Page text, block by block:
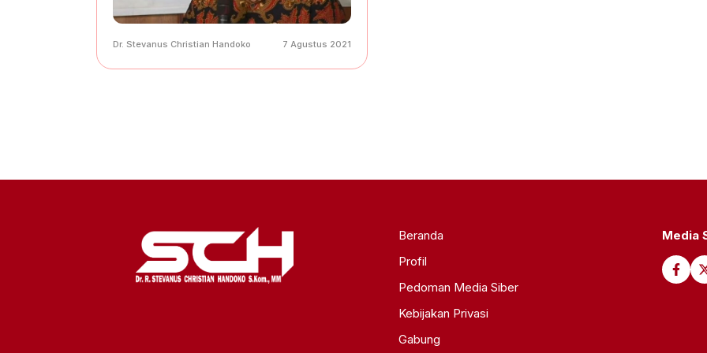
Dr. Stevanus Christian Handoko 7 Agustus 2021
Beranda
Profil
Pedoman Media Siber
Kebijakan Privasi
Gabung
Media